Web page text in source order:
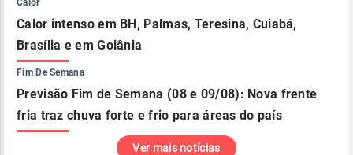
Calor
Calor intenso em BH, Palmas, Teresina, Cuiabá,
Brasília e em Goiânia
Fim De Semana
Previsão Fim de Semana (08 e 09/08): Nova frente
fria traz chuva forte e frio para áreas do país
Ver mais notícias